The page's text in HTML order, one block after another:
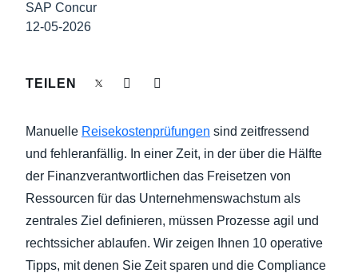
Belgium (English)
Norway (English)
MITARBEITERERFAHRUNGEN
UNTERNEHMENSNACHRICHTEN
WACHSTUM UND OPTIMIERUNG
SAP Concur
12-05-2026
TEILEN
Manuelle Reisekostenprüfungen sind zeitfressend
und fehleranfällig. In einer Zeit, in der über die Hälfte
der Finanzverantwortlichen das Freisetzen von
Ressourcen für das Unternehmenswachstum als
zentrales Ziel definieren, müssen Prozesse agil und
rechtssicher ablaufen. Wir zeigen Ihnen 10 operative
Tipps, mit denen Sie Zeit sparen und die Compliance